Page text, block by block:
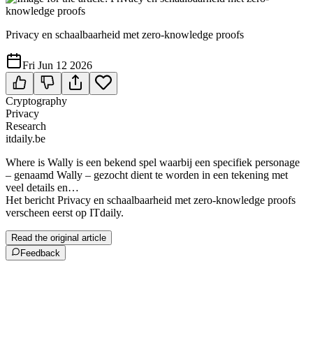
Privacy en schaalbaarheid met zero-knowledge proofs
Fri Jun 12 2026
Cryptography
Privacy
Research
itdaily.be
Where is Wally is een bekend spel waarbij een specifiek personage
– genaamd Wally – gezocht dient te worden in een tekening met
veel details en…
Het bericht Privacy en schaalbaarheid met zero-knowledge proofs
verscheen eerst op ITdaily.
Read the original article
Feedback